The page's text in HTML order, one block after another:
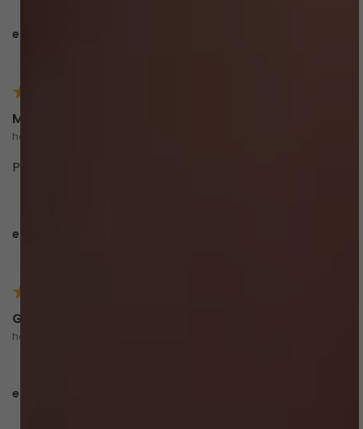
esta avaliação foi útil?
Marcia d.
há 4 meses
Prefeito
esta avaliação foi útil?
Gabriela d.
há 2 meses
esta avaliação foi útil?